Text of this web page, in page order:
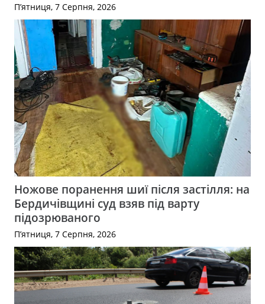
П’ятниця, 7 Серпня, 2026
Ножове поранення шиї після застілля: на
Бердичівщині суд взяв під варту
підозрюваного
П’ятниця, 7 Серпня, 2026